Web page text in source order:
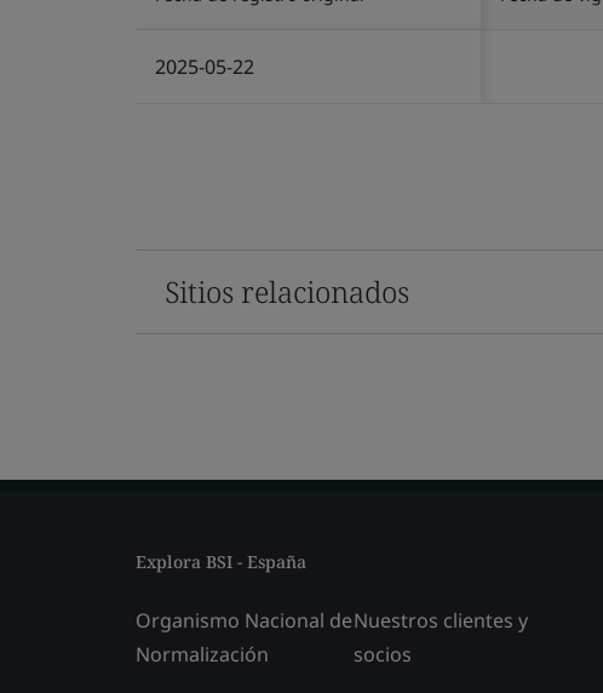
2025-05-22
Sitios relacionados
Explora BSI - España
Organismo Nacional de
Normalización
Nuestros clientes y
socios